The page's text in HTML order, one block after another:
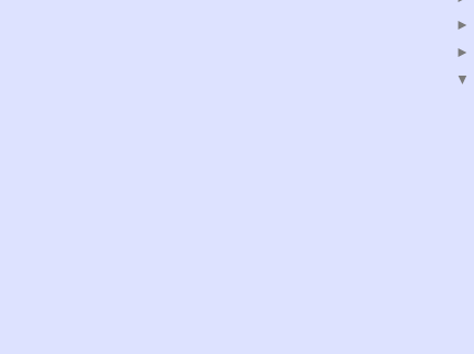
►
►
▼